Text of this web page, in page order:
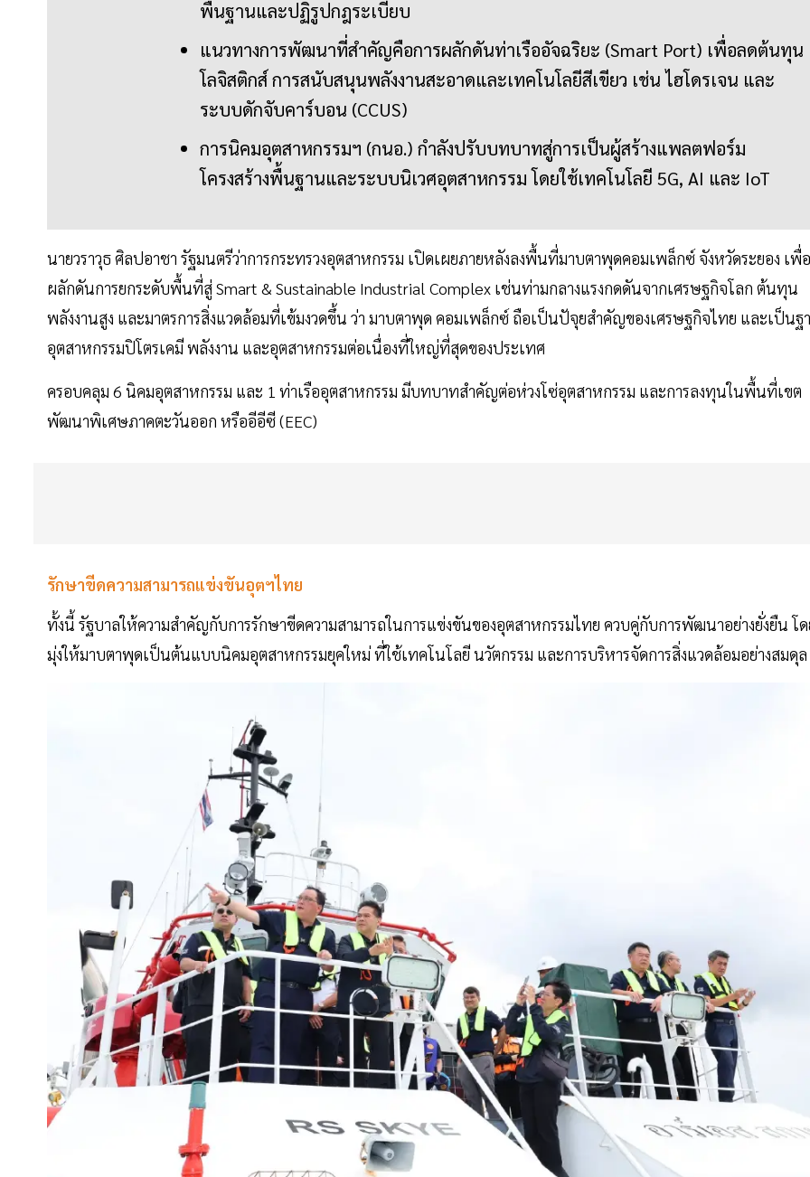
พื้นฐานและปฏิรูปกฎระเบียบ
แนวทางการพัฒนาที่สำคัญคือการผลักดันท่าเรืออัจฉริยะ (Smart Port) เพื่อลดต้นทุน
โลจิสติกส์ การสนับสนุนพลังงานสะอาดและเทคโนโลยีสีเขียว เช่น ไฮโดรเจน และ
ระบบดักจับคาร์บอน (CCUS)
การนิคมอุตสาหกรรมฯ (กนอ.) กำลังปรับบทบาทสู่การเป็นผู้สร้างแพลตฟอร์ม
โครงสร้างพื้นฐานและระบบนิเวศอุตสาหกรรม โดยใช้เทคโนโลยี 5G, AI และ IoT
นายวราวุธ ศิลปอาชา รัฐมนตรีว่าการกระทรวงอุตสาหกรรม เปิดเผยภายหลังลงพื้นที่มาบตาพุดคอมเพล็กซ์ จังหวัดระยอง เพื่อ
ผลักดันการยกระดับพื้นที่สู่ Smart & Sustainable Industrial Complex เช่นท่ามกลางแรงกดดันจากเศรษฐกิจโลก ต้นทุน
พลังงานสูง และมาตรการสิ่งแวดล้อมที่เข้มงวดขึ้น ว่า มาบตาพุด คอมเพล็กซ์ ถือเป็นปัจุยสำคัญของเศรษฐกิจไทย และเป็นฐ
อุตสาหกรรมปิโตรเคมี พลังงาน และอุตสาหกรรมต่อเนื่องที่ใหญ่ที่สุดของประเทศ
ครอบคลุม 6 นิคมอุตสาหกรรม และ 1 ท่าเรืออุตสาหกรรม มีบทบาทสำคัญต่อห่วงโซ่อุตสาหกรรม และการลงทุนในพื้นที่เขต
พัฒนาพิเศษภาคตะวันออก หรืออีอีซี (EEC)
รักษาขีดความสามารถแข่งขันอุตฯไทย
ทั้งนี้ รัฐบาลให้ความสำคัญกับการรักษาขีดความสามารถในการแข่งขันของอุตสาหกรรมไทย ควบคู่กับการพัฒนาอย่างยั่งยืน โ
มุ่งให้มาบตาพุดเป็นต้นแบบนิคมอุตสาหกรรมยุคใหม่ ที่ใช้เทคโนโลยี นวัตกรรม และการบริหารจัดการสิ่งแวดล้อมอย่างสมดุล